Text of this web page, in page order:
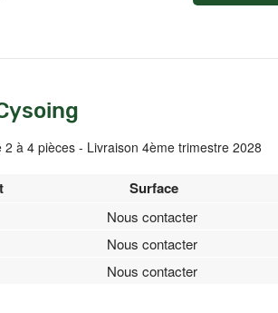
2 à 4 pièces - Livraison 4ème trimestre 2028
Surface
Nous contacter
Nous contacter
Nous contacter